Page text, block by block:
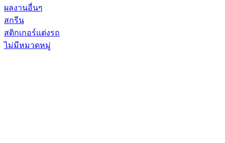
ผลงานอื่นๆ
สกรีน
สติกเกอร์แต่งรถ
ไม่มีหมวดหมู่